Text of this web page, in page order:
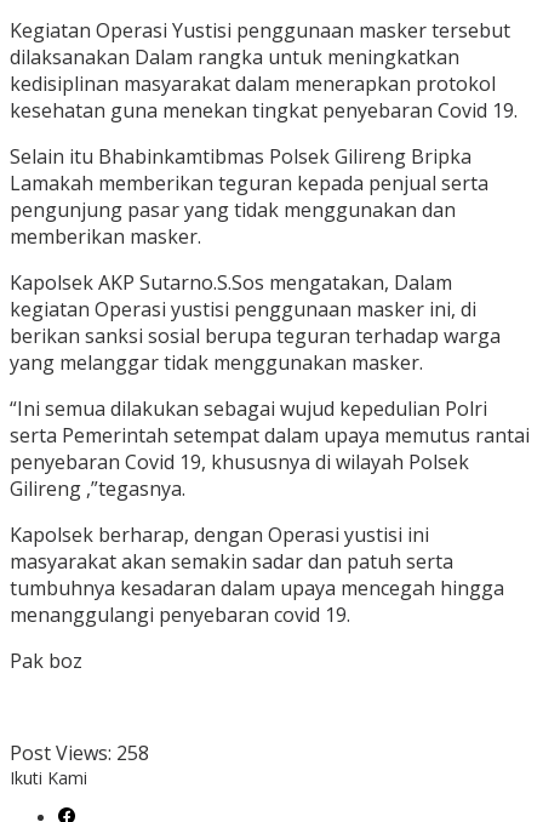
Kegiatan Operasi Yustisi penggunaan masker tersebut
dilaksanakan Dalam rangka untuk meningkatkan
kedisiplinan masyarakat dalam menerapkan protokol
kesehatan guna menekan tingkat penyebaran Covid 19.
Selain itu Bhabinkamtibmas Polsek Gilireng Bripka
Lamakah memberikan teguran kepada penjual serta
pengunjung pasar yang tidak menggunakan dan
memberikan masker.
Kapolsek AKP Sutarno.S.Sos mengatakan, Dalam
kegiatan Operasi yustisi penggunaan masker ini, di
berikan sanksi sosial berupa teguran terhadap warga
yang melanggar tidak menggunakan masker.
“Ini semua dilakukan sebagai wujud kepedulian Polri
serta Pemerintah setempat dalam upaya memutus rantai
penyebaran Covid 19, khususnya di wilayah Polsek
Gilireng ,”tegasnya.
Kapolsek berharap, dengan Operasi yustisi ini
masyarakat akan semakin sadar dan patuh serta
tumbuhnya kesadaran dalam upaya mencegah hingga
menanggulangi penyebaran covid 19.
Pak boz
Post Views: 258
Ikuti Kami